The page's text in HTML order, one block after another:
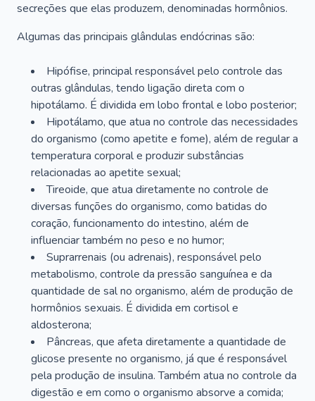
secreções que elas produzem, denominadas hormônios.
Algumas das principais glândulas endócrinas são:
Hipófise, principal responsável pelo controle das
outras glândulas, tendo ligação direta com o
hipotálamo. É dividida em lobo frontal e lobo posterior;
Hipotálamo, que atua no controle das necessidades
do organismo (como apetite e fome), além de regular a
temperatura corporal e produzir substâncias
relacionadas ao apetite sexual;
Tireoide, que atua diretamente no controle de
diversas funções do organismo, como batidas do
coração, funcionamento do intestino, além de
influenciar também no peso e no humor;
Suprarrenais (ou adrenais), responsável pelo
metabolismo, controle da pressão sanguínea e da
quantidade de sal no organismo, além de produção de
hormônios sexuais. É dividida em cortisol e
aldosterona;
Pâncreas, que afeta diretamente a quantidade de
glicose presente no organismo, já que é responsável
pela produção de insulina. Também atua no controle da
digestão e em como o organismo absorve a comida;